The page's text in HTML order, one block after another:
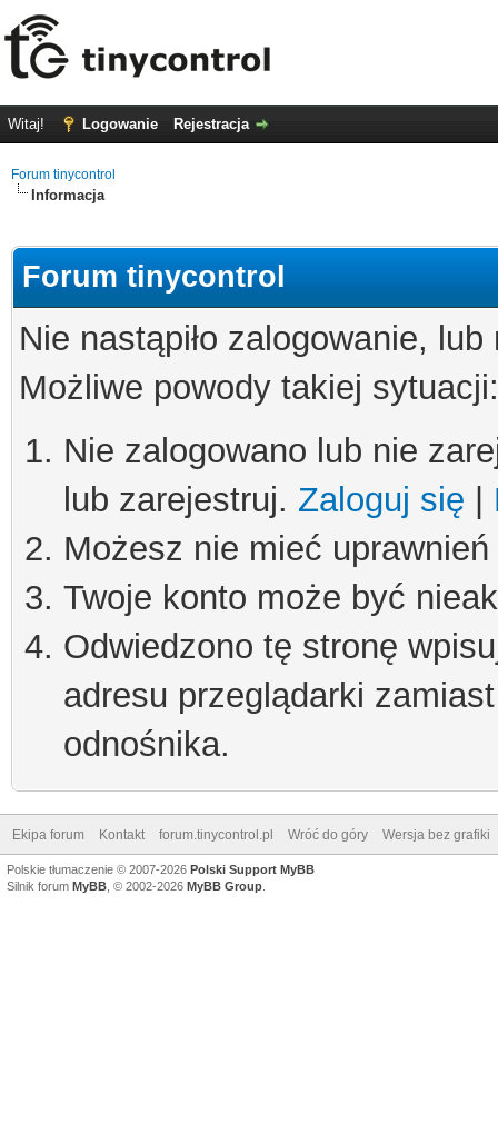
Witaj! Logowanie Rejestracja
Forum tinycontrol
Informacja
Forum tinycontrol
Nie nastąpiło zalogowanie,
Możliwe powody takiej sytuacji:
Nie zalogowano lub nie
lub zarejestruj. Zaloguj się
Możesz nie mieć
Twoje konto może być
Odwiedzono tę stronę
adresu przeglądarki
odnośnika.
Ekipa forum Kontakt forum.tinycontrol.pl Wróć do góry Wersja bez grafiki
Polskie tłumaczenie © 2007-2026 Polski Support MyBB
Silnik forum MyBB , © 2002-2026 MyBB Group